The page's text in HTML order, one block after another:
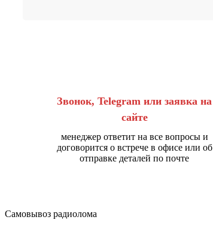
Звонок, Telegram или заявка на
сайте
менеджер ответит на все вопросы и
договорится о встрече в офисе или об
отправке деталей по почте
Самовывоз радиолома